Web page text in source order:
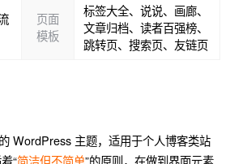
页面
模板
标签大全、说说、画廊、
文章归档、读者百强榜、
跳转页、搜索页、友链页
WordPress 主题，适用于个人博客类站
“简洁但不简单”的原则，在做到界面元素